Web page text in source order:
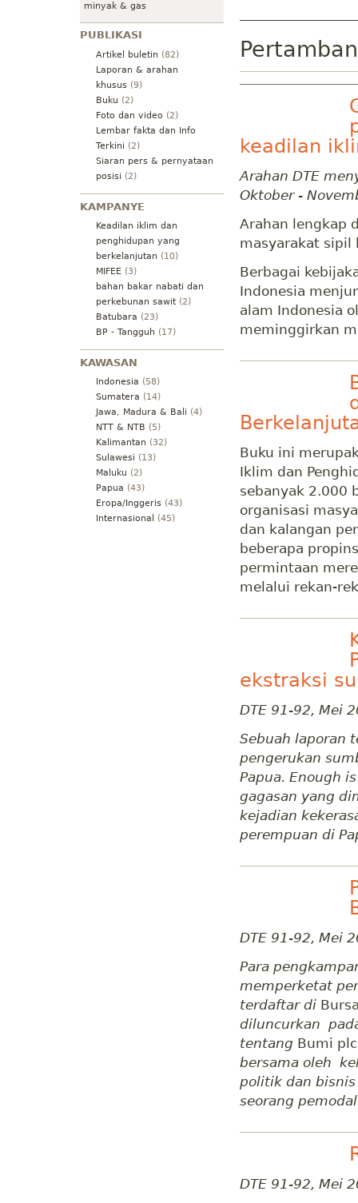
minyak & gas
PUBLIKASI
Artikel buletin (82)
Laporan & arahan
khusus (9)
Buku (2)
Foto dan video (2)
Lembar fakta dan Info
Terkini (2)
Siaran pers & pernyataan
posisi (2)
KAMPANYE
Keadilan iklim dan
penghidupan yang
berkelanjutan (10)
MIFEE (3)
bahan bakar nabati dan
perkebunan sawit (2)
Batubara (23)
BP - Tangguh (17)
KAWASAN
Indonesia (58)
Sumatera (14)
Jawa, Madura & Bali (4)
NTT & NTB (5)
Kalimantan (32)
Sulawesi (13)
Maluku (2)
Papua (43)
Eropa/Inggeris (43)
Internasional
(45)
keadilan
Arahan DTE
Oktober -
Arahan lengkap
masyarakat sipil
Berbagai
Indonesia
alam Indonesia
meminggirkan
Buku ini
Iklim dan
sebanyak 2.000
organisasi
dan kalangan
beberapa
permintaan
melalui rekan-
ekstraksi
DTE 91-92, Mei
Sebuah laporan
pengerukan
Papua. Enough
gagasan yang
kejadian
perempuan di
DTE 91-92, Mei
Para
memperketat
terdaftar di
diluncurkan
tentang Bumi plc
bersama oleh
politik dan bisnis
seorang
DTE 91-92, Mei